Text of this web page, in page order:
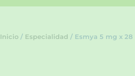
Inicio / Especialidad / Esmya 5 mg x 28